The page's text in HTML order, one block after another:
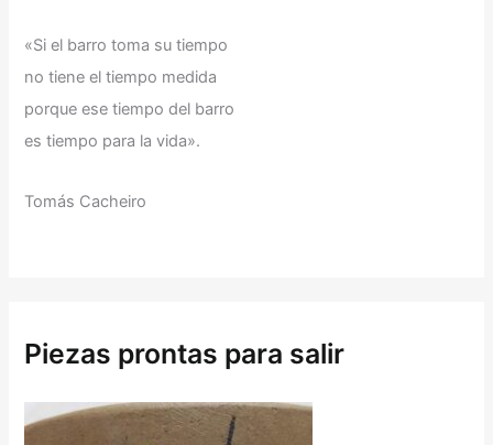
«Si el barro toma su tiempo
no tiene el tiempo medida
porque ese tiempo del barro
es tiempo para la vida».
Tomás Cacheiro
Piezas prontas para salir